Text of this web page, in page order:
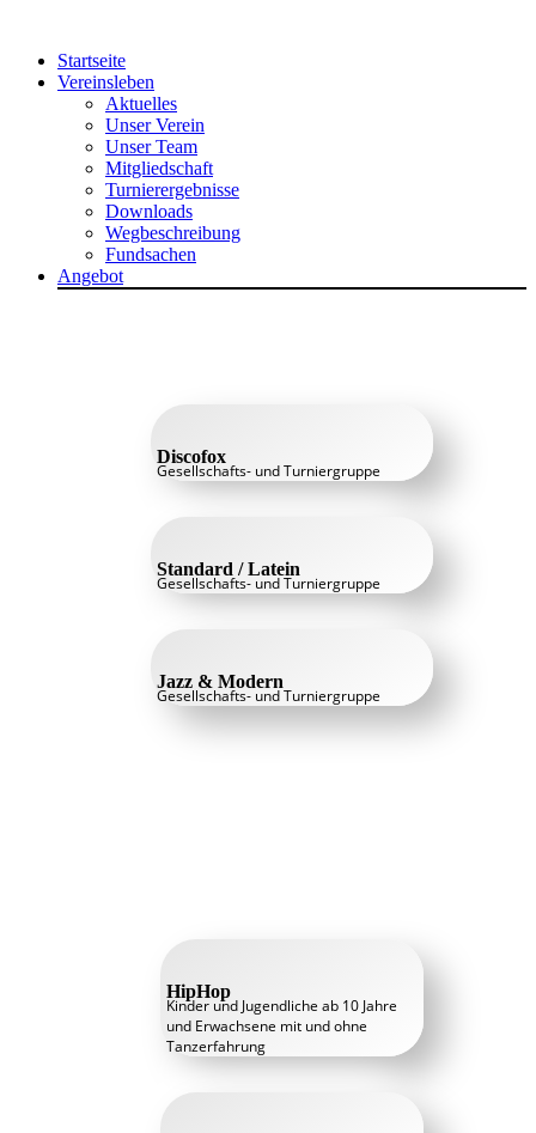
springenStartseite
Vereinsleben
Aktuelles
Unser Verein
Unser Team
Mitgliedschaft
Turnierergebnisse
Downloads
Wegbeschreibung
Fundsachen
Angebot
Discofox
Gesellschafts- und Turniergruppe
Standard / Latein
Gesellschafts- und Turniergruppe
Jazz & Modern
Gesellschafts- und Turniergruppe
HipHop
Kinder und Jugendliche ab 10 Jahre
und Erwachsene mit und ohne
Tanzerfahrung